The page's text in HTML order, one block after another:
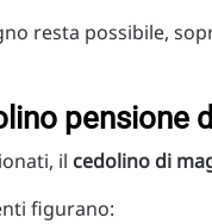
resta possibile,
pensione
il cedolino di
figurano: